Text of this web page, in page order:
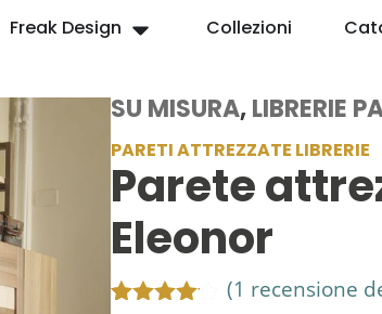
Freak Design Collezioni
SU MISURA, LIBRERIE
PARETI ATTREZZATE LIBRERIE
Parete
Eleonor
(1 recensione